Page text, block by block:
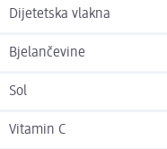
Dijetetska vlakna
Bjelančevine
Sol
Vitamin C